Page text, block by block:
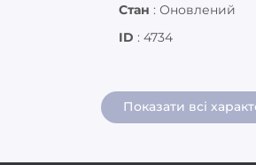
Стан : Оновлений
ID : 4734
Показати всі